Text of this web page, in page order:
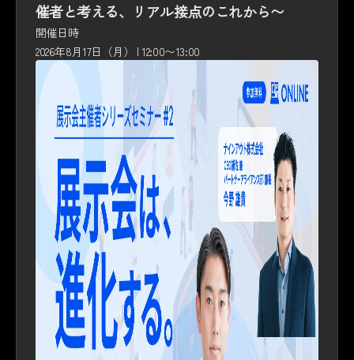
催者と考える、リアル接点のこれから〜
開催日時
2026年8月17日（月） | 12:00〜13:00